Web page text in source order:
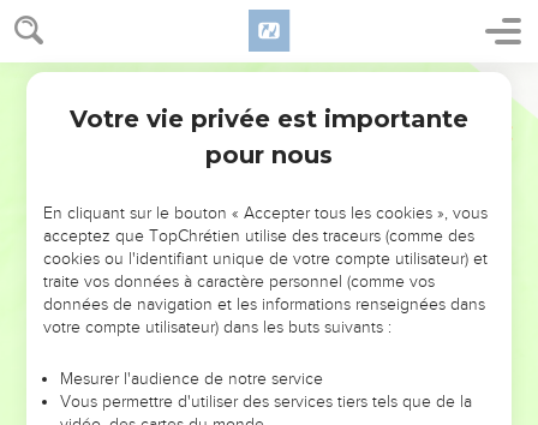
NE MANQUEZ PAS L’ÉVÉNEMENT
DE L’ANNÉE !
ET SI LEURS ERREURS POUVAIENT VOUS ÉVITER LES
VOTRES ?
leur foi ou leur vision. Mais on voit moins les doutes, les erreurs
et les saisons difficiles qu'ils ont traversés, alors même que ce
Votre vie privée est importante
pour nous
En cliquant sur le bouton « Accepter tous les cookies », vous
acceptez que TopChrétien utilise des traceurs (comme des
cookies ou l'identifiant unique de votre compte utilisateur) et
traite vos données à caractère personnel (comme vos
données de navigation et les informations renseignées dans
votre compte utilisateur) dans les buts suivants :
Mesurer l'audience de notre service
Vous permettre d'utiliser des services tiers tels que de la